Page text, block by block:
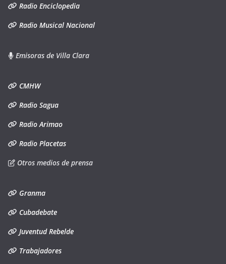
Radio Enciclopedia
Radio Musical Nacional
Emisoras de Villa Clara
CMHW
Radio Sagua
Radio Arimao
Radio Placetas
Otros medios de prensa
Granma
Cubadebate
Juventud Rebelde
Trabajadores